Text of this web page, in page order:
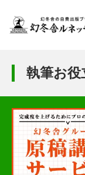
執筆お